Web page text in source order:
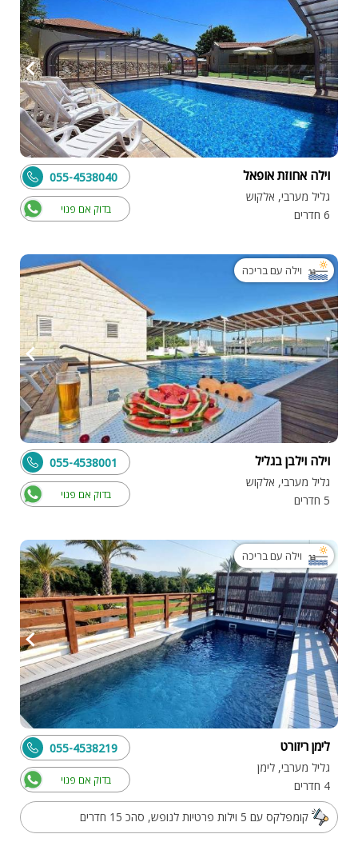
וילה אחוזת אופאל
גליל מערבי, אלקוש
6 חדרים
בדוק אם פנוי
055-4538040
וילה עם בריכה
וילה וילבן בגליל
גליל מערבי, אלקוש
5 חדרים
בדוק אם פנוי
055-4538001
וילה עם בריכה
לימן ריזורט
גליל מערבי, לימן
4 חדרים
בדוק אם פנוי
055-4538219
קומפלקס עם 5 וילות פרטיות לנופש, סהכ 15 חדרים